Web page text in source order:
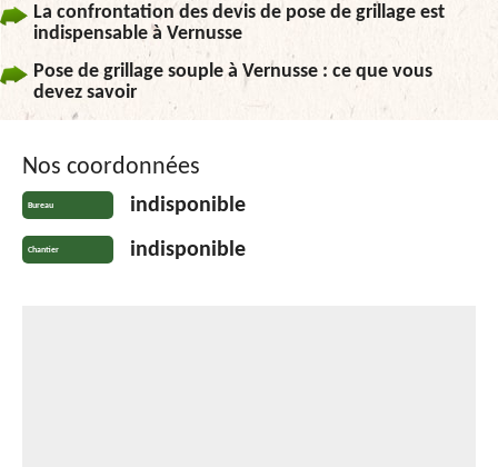
La confrontation des devis de pose de grillage est
indispensable à Vernusse
Pose de grillage souple à Vernusse : ce que vous
devez savoir
Nos coordonnées
Bureau indisponible
Chantier indisponible